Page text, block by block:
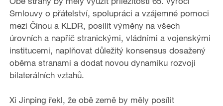
Smlouvy o přátelství, spolupráci a vzájemné pomoci
mezi Čínou a KLDR, posílit výměny na všech
úrovních a napříč stranickými, vládními a vojenskými
institucemi, naplňovat důležitý konsensus dosažený
oběma stranami a dodat novou dynamiku rozvoji
bilaterálních vztahů.
Xi Jinping řekl, že obě země by měly posílit